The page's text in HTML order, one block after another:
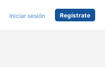
Iniciar sesión Regístrate